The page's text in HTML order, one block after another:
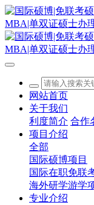
网站首页
关于我们
利度简介 合作
项目介绍
全部
国际硕博项目
国际在职免联
海外研学游学
专业介绍